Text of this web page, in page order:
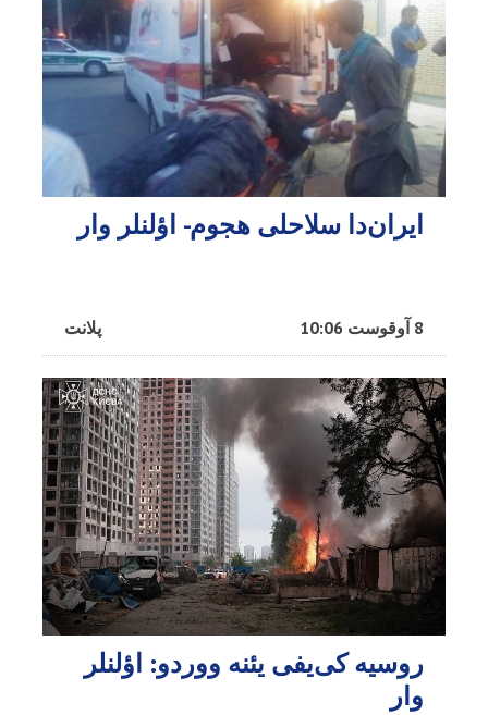
ایران‌دا سلاحلی هجوم- اؤلنلر وار
پلانت 8 آوقوست 10:06
روسیه کی‌یفی یئنه ووردو: اؤلنلر
وار